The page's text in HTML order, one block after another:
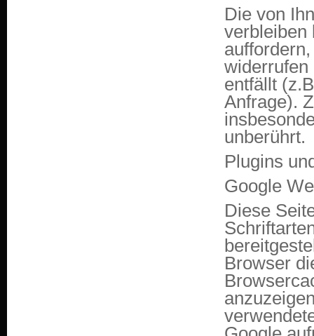
Die von
verbleiben
widerrufen
entfällt
Anfrage).
unberührt.
Plugins
Google
Diese
Browser